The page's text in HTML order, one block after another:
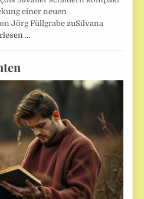
einer neuen
Jörg Füllgrabe zuSilvana
…